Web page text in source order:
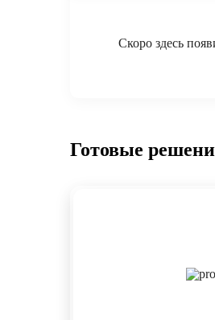
Скоро здесь
Готовые